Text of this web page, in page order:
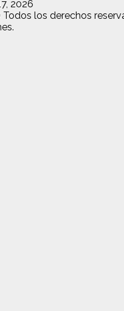
2026
los derechos